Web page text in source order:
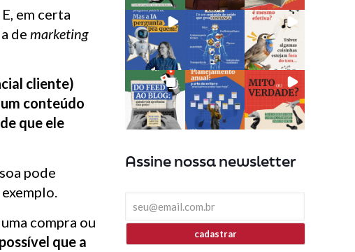
em certa
de marketing
cliente)
conteúdo
que ele
pode
compra ou
que a
Assine nossa newsletter
cadastrar